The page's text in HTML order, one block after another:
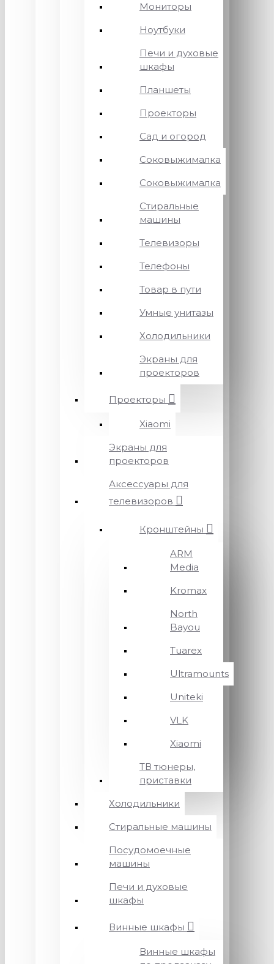
Мониторы
Ноутбуки
Печи и духовые
шкафы
Планшеты
Проекторы
Сад и огород
Соковыжималка
Соковыжималка
Стиральные
машины
Телевизоры
Телефоны
Товар в пути
Умные унитазы
Холодильники
Экраны для
проекторов
Проекторы
Xiaomi
Экраны для
проекторов
Аксессуары для
телевизоров
Кронштейны
ARM
Media
Kromax
North
Bayou
Tuarex
Ultramounts
Uniteki
VLK
Xiaomi
ТВ тюнеры,
приставки
Холодильники
Стиральные машины
Посудомоечные
машины
Печи и духовые
шкафы
Винные шкафы
Винные шкафы